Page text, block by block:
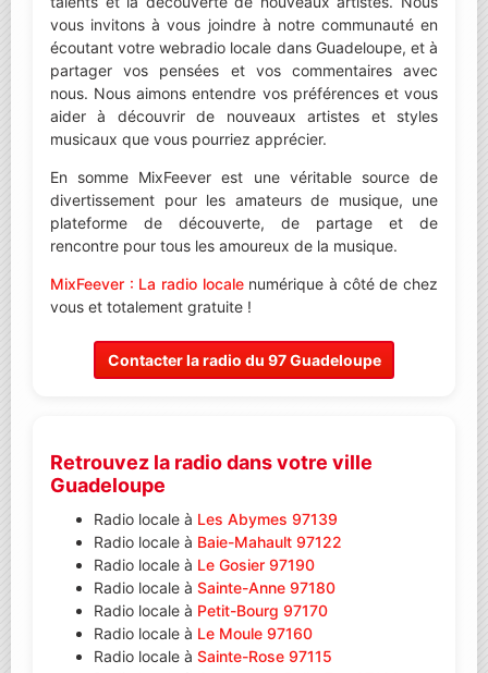
vous invitons à vous joindre à notre communauté en
écoutant votre webradio locale dans Guadeloupe, et à
partager vos pensées et vos commentaires avec
nous. Nous aimons entendre vos préférences et vous
aider à découvrir de nouveaux artistes et styles
musicaux que vous pourriez apprécier.
En somme MixFeever est une véritable source de
divertissement pour les amateurs de musique, une
plateforme de découverte, de partage et de
rencontre pour tous les amoureux de la musique.
MixFeever : La radio localenumérique à côté de chez
vous et totalement gratuite !
Contacter la radio du 97 Guadeloupe
Retrouvez la radio dans votre ville
Guadeloupe
Radio locale à Les Abymes 97139
Radio locale à Baie-Mahault 97122
Radio locale à Le Gosier 97190
Radio locale à Sainte-Anne 97180
Radio locale à Petit-Bourg 97170
Radio locale à Le Moule 97160
Radio locale à Sainte-Rose 97115